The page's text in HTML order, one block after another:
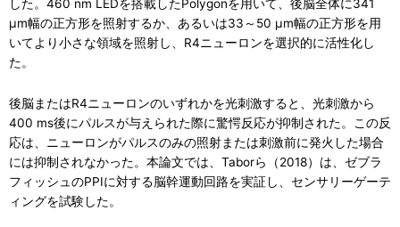
した。460 nm LEDを搭載したPolygonを用いて、後脳全体に341
µm幅の正方形を照射するか、あるいは33～50 µm幅の正方形を用
いてより小さな領域を照射し、R4ニューロンを選択的に活性化し
た。
後脳またはR4ニューロンのいずれかを光刺激すると、光刺激から
400 ms後にパルスが与えられた際に驚愕反応が抑制された。この反
応は、ニューロンがパルスのみの照射または刺激前に発火した場合
には抑制されなかった。本論文では、Taborら（2018）は、ゼブラ
フィッシュのPPIに対する脳幹運動回路を実証し、センサリーゲーテ
ィングを試験した。